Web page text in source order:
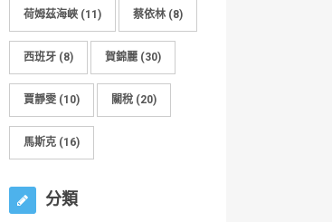
荷姆茲海峽 (11) 蔡依林 (8)
西班牙 (8) 賀錦麗 (30)
賈靜雯 (10) 關稅 (20)
馬斯克 (16)
分類